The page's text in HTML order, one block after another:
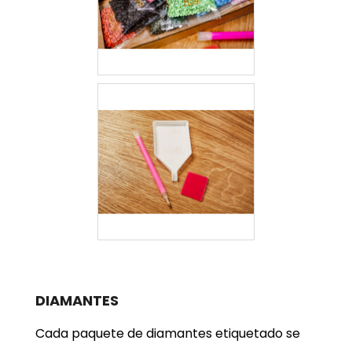
DIAMANTES
Cada paquete de diamantes etiquetado se